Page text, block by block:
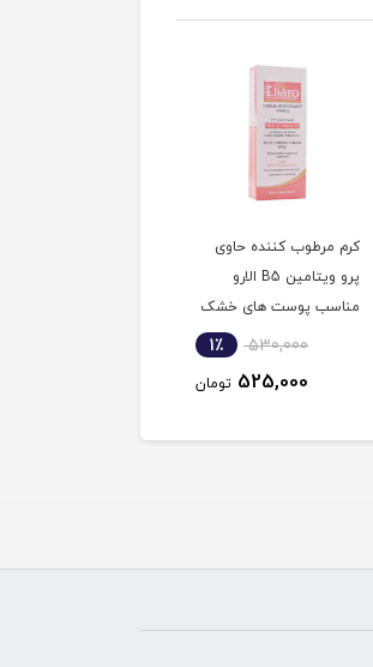
کرم مرطوب کننده حاوی
پرو ویتامین B5 الارو
مناسب پوست‎ های خشک
530,000 1٪
525,000 تومان